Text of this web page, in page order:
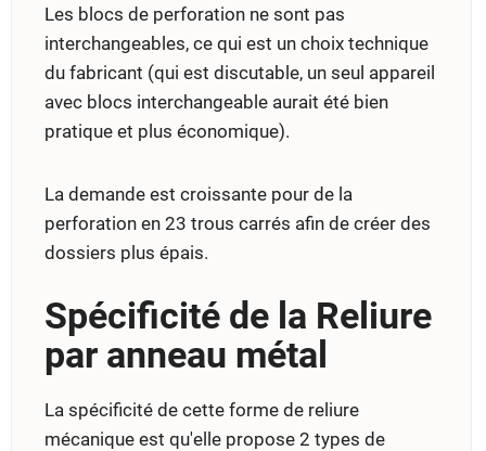
Les blocs de perforation ne sont pas
interchangeables, ce qui est un choix technique
du fabricant (qui est discutable, un seul appareil
avec blocs interchangeable aurait été bien
pratique et plus économique).
La demande est croissante pour de la
perforation en 23 trous carrés afin de créer des
dossiers plus épais.
Spécificité de la Reliure
par anneau métal
La spécificité de cette forme de reliure
mécanique est qu'elle propose 2 types de